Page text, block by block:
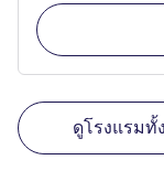
ดูโรงแรมทั้